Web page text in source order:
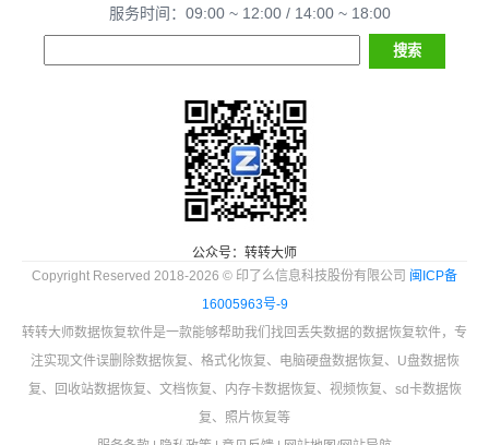
服务时间：09:00 ~ 12:00 / 14:00 ~ 18:00
公众号：转转大师
Copyright Reserved 2018-2026 © 印了么信息科技股份有限公司 闽ICP备
16005963号-9
转转大师数据恢复软件是一款能够帮助我们找回丢失数据的数据恢复软件，专
注实现文件误删除数据恢复、格式化恢复、电脑硬盘数据恢复、U盘数据恢
复、回收站数据恢复、文档恢复、内存卡数据恢复、视频恢复、sd卡数据恢
复、照片恢复等